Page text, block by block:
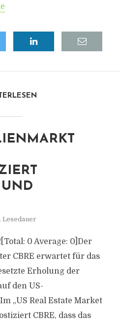
Lesedauer
0 Average: 0]Der
CBRE erwartet für das
Erholung der
den US-
„US Real Estate Market
CBRE, dass das